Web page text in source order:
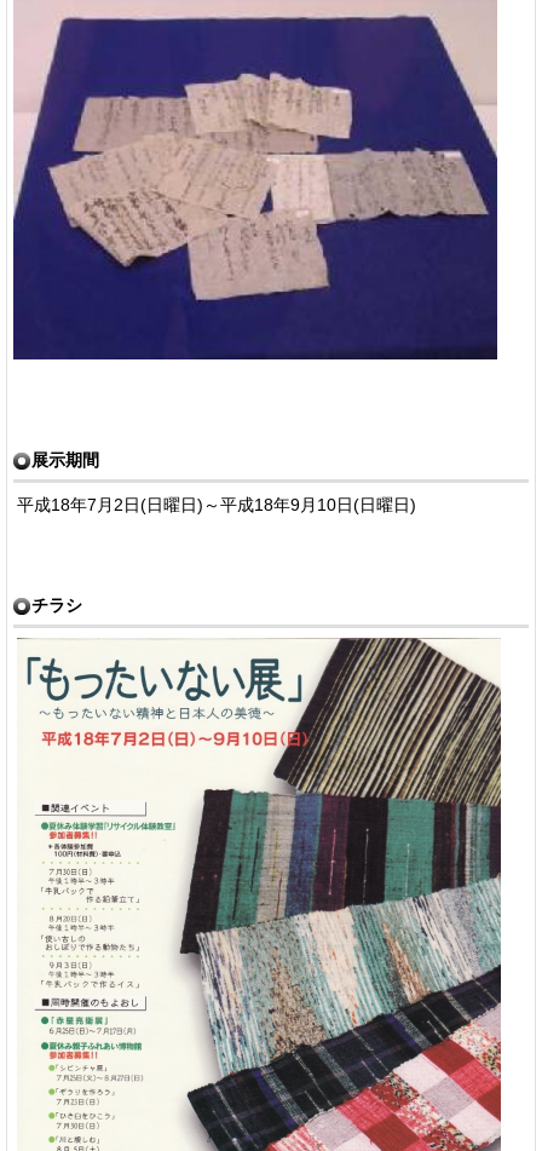
展示期間
平成18年7月2日(日曜日)～平成18年9月10日(日曜日)
チラシ